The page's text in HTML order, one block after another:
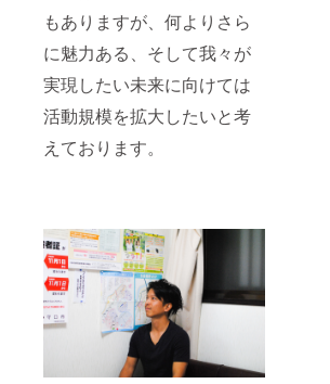
もありますが、何よりさら
に魅力ある、そして我々が
実現したい未来に向けては
活動規模を拡大したいと考
えております。